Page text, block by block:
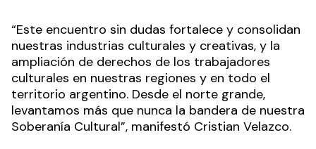
“Este encuentro sin dudas fortalece y consolidan
nuestras industrias culturales y creativas, y la
ampliación de derechos de los trabajadores
culturales en nuestras regiones y en todo el
territorio argentino. Desde el norte grande,
levantamos más que nunca la bandera de nuestra
Soberanía Cultural”, manifestó Cristian Velazco.